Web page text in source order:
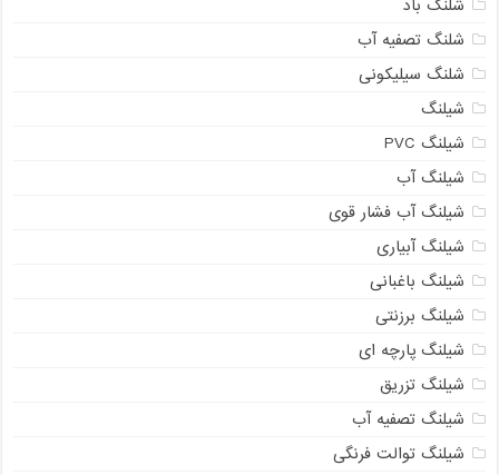
شلنگ باد
شلنگ تصفیه آب
شلنگ سیلیکونی
شیلنگ
شیلنگ PVC
شیلنگ آب
شیلنگ آب فشار قوی
شیلنگ آبیاری
شیلنگ باغبانی
شیلنگ برزنتی
شیلنگ پارچه ای
شیلنگ تزریق
شیلنگ تصفیه آب
شیلنگ توالت فرنگی